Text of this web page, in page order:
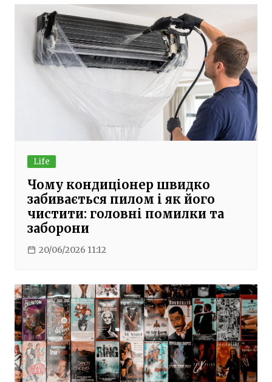
Life
Чому кондиціонер швидко
забивається пилом і як його
чистити: головні помилки та
заборони
20/06/2026 11:12